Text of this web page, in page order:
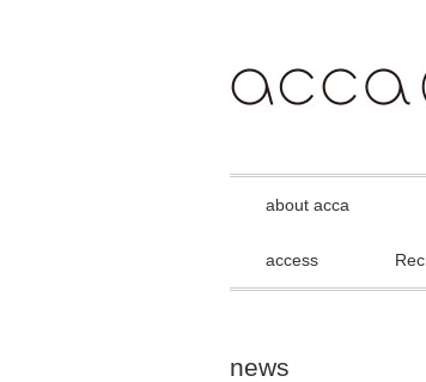
about acca
access
news